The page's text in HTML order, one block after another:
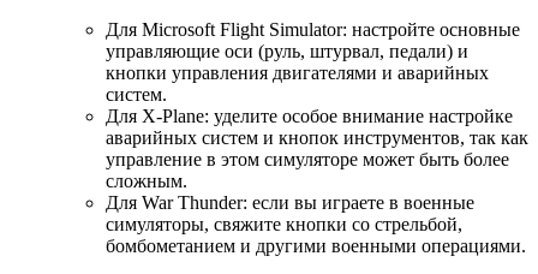
Для Microsoft Flight Simulator: настройте основные
управляющие оси (руль, штурвал, педали) и
кнопки управления двигателями и аварийных
систем.
Для X-Plane: уделите особое внимание настройке
аварийных систем и кнопок инструментов, так как
управление в этом симуляторе может быть более
сложным.
Для War Thunder: если вы играете в военные
симуляторы, свяжите кнопки со стрельбой,
бомбометанием и другими военными операциями.